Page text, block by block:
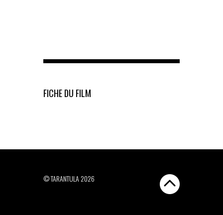
FICHE DU FILM
© TARANTULA 2026